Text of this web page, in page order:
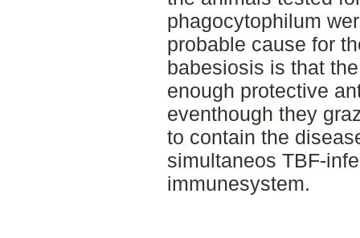
phagocytophilum
probable cause for
babesiosis is that
enough protective
eventhough they
to contain the
simultaneos TBF-
immunesystem.